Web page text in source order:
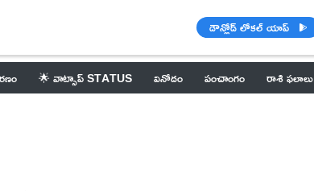
డౌన్లోడ్ లోకల్ యాప్
🌟 వాట్సాప్ STATUS వినోదం పంచాంగం రాశి ఫలాలు